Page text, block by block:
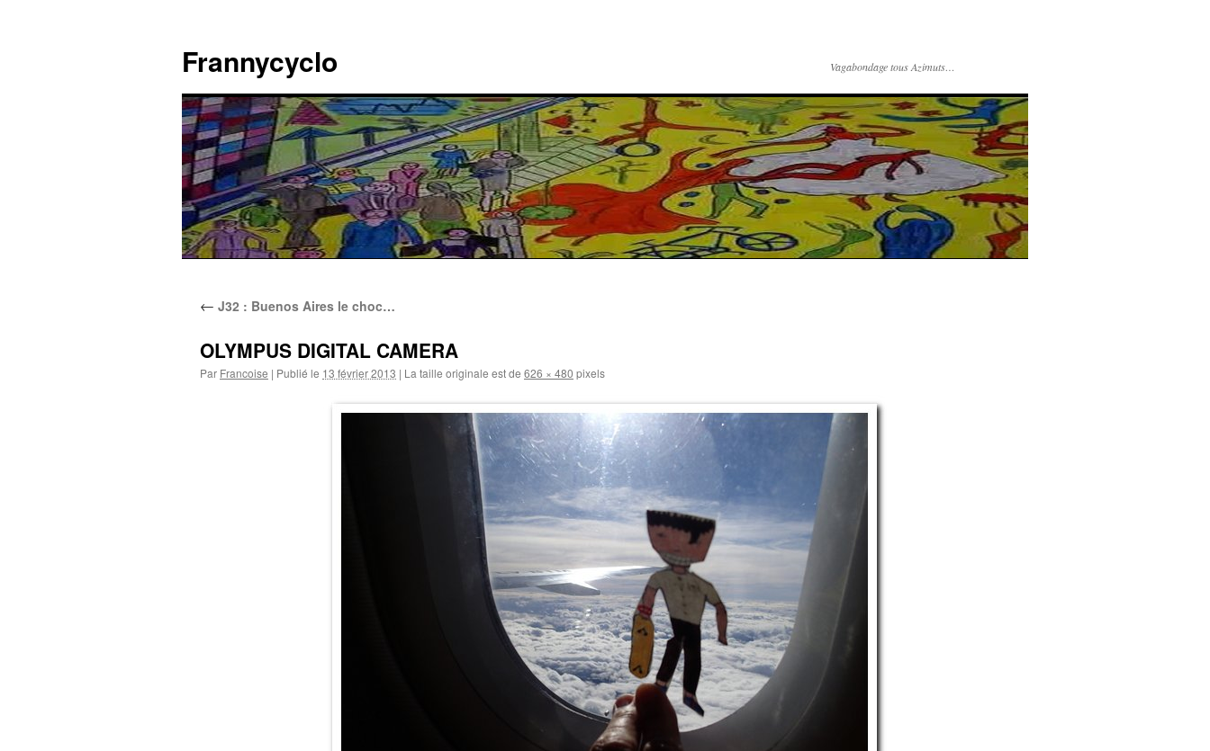
contenu
Frannycyclo Vagabondage tous Azimuts…
← J32 : Buenos Aires le choc…
OLYMPUS DIGITAL CAMERA
Par Francoise | Publié le 13 février 2013 | La taille originale est de 626 × 480 pixels